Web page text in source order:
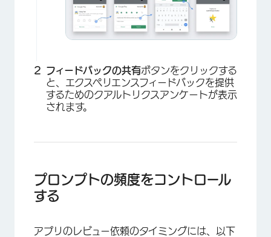
×
フィードバックの共有ボタンをクリックする
と、エクスペリエンスフィードバックを提供
するためのクアルトリクスアンケートが表示
されます。
プロンプトの頻度をコントロール
する
アプリのレビュー依頼のタイミングには、以下